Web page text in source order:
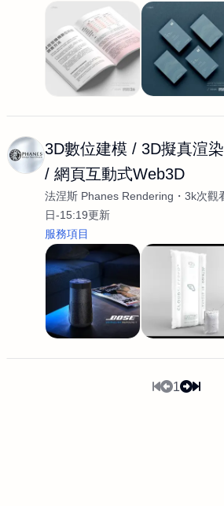
3D數位建模 / 3D擬真渲
/ 網頁互動式Web3D
法涅斯 Phanes Rendering 3k次觀
日-15:19更新
服務項目
1